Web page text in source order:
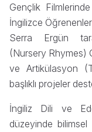
Gençlik
İngilizce
Serra Ergün
(Nursery Rhymes)
ve Artikülasyon
başlıklı projeler
İngiliz Dili ve
düzeyinde bilimsel